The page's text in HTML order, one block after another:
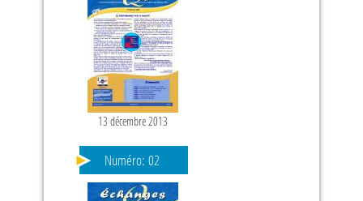
13 décembre 2013
Numéro: 02